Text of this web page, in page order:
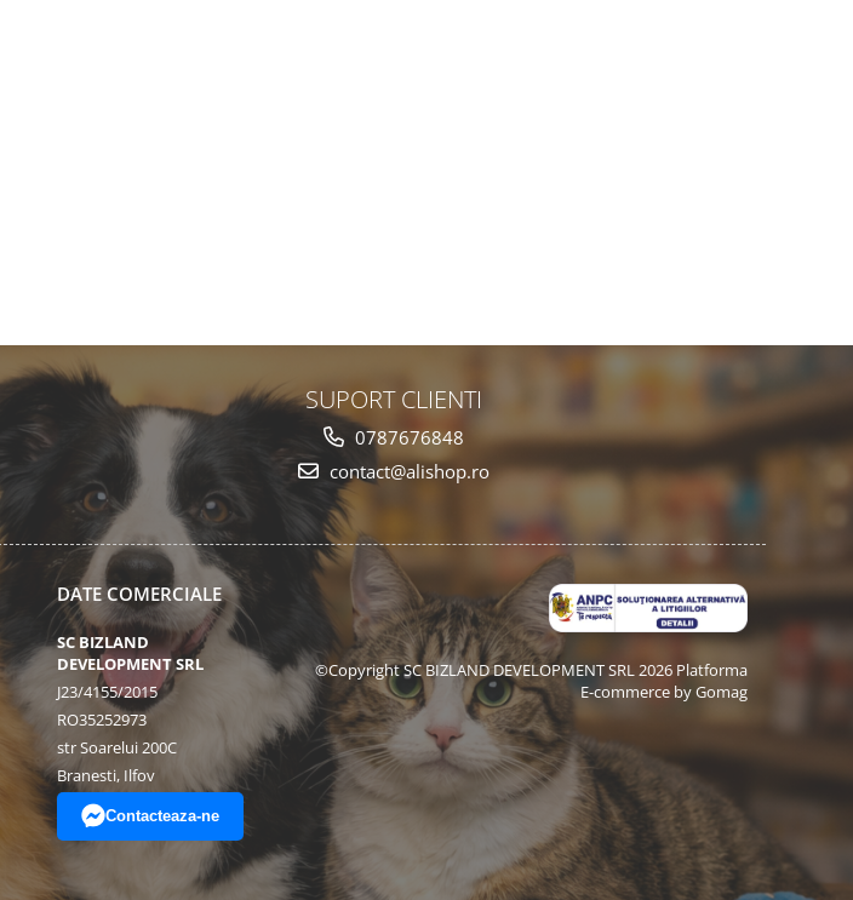
SUPORT CLIENTI
0787676848
contact@alishop.ro
DATE COMERCIALE
SC BIZLAND
DEVELOPMENT SRL
J23/4155/2015
RO35252973
str Soarelui 200C
Branesti, Ilfov
Contacteaza-ne
©Copyright SC BIZLAND DEVELOPMENT SRL 2026 Platforma
E-commerce by Gomag